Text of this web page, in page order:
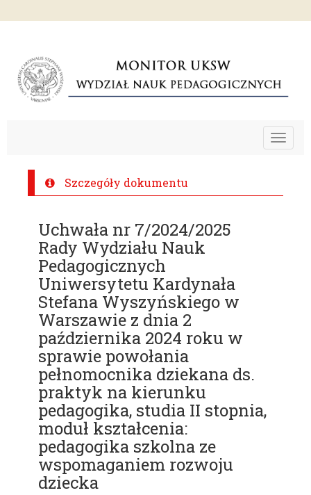
Toggle
Szczegóły dokumentu
Uchwała nr 7/2024/2025
Rady Wydziału Nauk
Pedagogicznych
Uniwersytetu Kardynała
Stefana Wyszyńskiego w
Warszawie z dnia 2
października 2024 roku w
sprawie powołania
pełnomocnika dziekana ds.
praktyk na kierunku
pedagogika, studia II stopnia,
moduł kształcenia:
pedagogika szkolna ze
wspomaganiem rozwoju
dziecka